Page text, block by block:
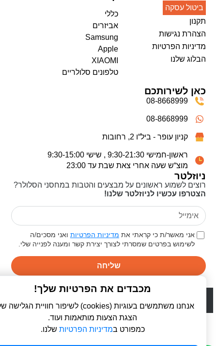
ניוזלטר
רוצים לשמוע ראשונים על מבצעים והטבות במחסני הסלולר?
הצטרפו עכשיו לניוזלטר שלנו!
אני מאשר/ת כי קראתי אתמדיניות הפרטיותואני מסכים/ה
לשימוש בפרטים שמסרתי לצורך יצירת קשר ומענה לפנייה שלי.
שליחה
ביטול עסקה
תקנון
הצהרת נגישות
מדיניות הפרטיות
הבלוג שלנו
כללי
אביזרים
Samsung
Apple
XIAOMI
טלפונים סלולריים
כאן לשירותכם
08-8668999
08-8668999
קניון עופר - ביל“ו 2, רחובות
ראשון-חמישי 9:30-21:30 , שישי 9:30-15:00
מוצ“ש שעה אחרי צאת שבת עד 23:00
WebDigital | וובדיגיטל - עיצוב ובניית אתרים
מכבדים את הפרטיות שלך!
אנחנו משתמשים בעוגיות (cookies) לשיפור חוויית הגלישה שלך,
הצגת הצעות מותאמות ועוד.
כמפורט במדיניות הפרטיותשלנו.